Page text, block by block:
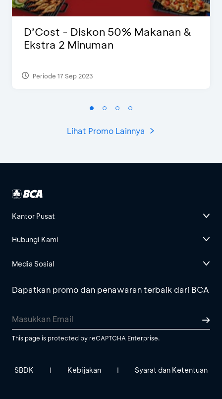
D’Cost - Diskon 50% Makanan &
Ekstra 2 Minuman
Periode 17 Sep 2023
Lihat Promo Lainnya
Kantor Pusat
Hubungi Kami
Media Sosial
Dapatkan promo dan penawaran terbaik dari BCA
This page is protected by reCAPTCHA Enterprise.
SBDK | Kebijakan | Syarat dan Ketentuan